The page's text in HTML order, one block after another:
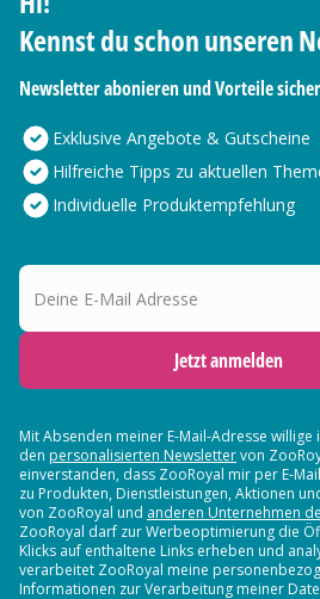
Kennst du schon unseren
Newsletter abonieren und Vorteile
Exklusive Angebote & Gutscheine
Hilfreiche Tipps zu aktuellen
Individuelle Produktempfehlung
Deine E-Mail Adresse
Jetzt anmelden
Mit Absenden meiner E-Mail-Adresse
den personalisierten Newslettervon
einverstanden, dass ZooRoyal mir per E-
zu Produkten, Dienstleistungen, Aktionen
von ZooRoyal und anderen Unternehmen
ZooRoyal darf zur Werbeoptimierung die
Klicks auf enthaltene Links erheben und
verarbeitet ZooRoyal meine
Informationen zur Verarbeitung meiner